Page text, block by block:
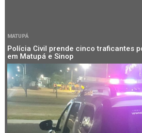
MATUPÁ
Polícia Civil prende cinco traficantes
em Matupá e Sinop